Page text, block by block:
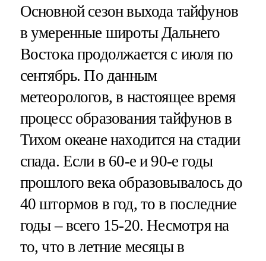
Основной сезон выхода тайфунов
в умеренные широты Дальнего
Востока продолжается с июля по
сентябрь. По данным
метеорологов, в настоящее время
процесс образования тайфунов в
Тихом океане находится на стадии
спада. Если в 60-е и 90-е годы
прошлого века образовывалось до
40 штормов в год, то в последние
годы – всего 15-20. Несмотря на
то, что в летние месяцы в